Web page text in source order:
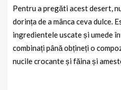
Pentru a pregăti acest desert,
dorința de a mânca ceva dulce.
ingredientele uscate și umede
combinați până obțineți o
nucile crocante și făina și